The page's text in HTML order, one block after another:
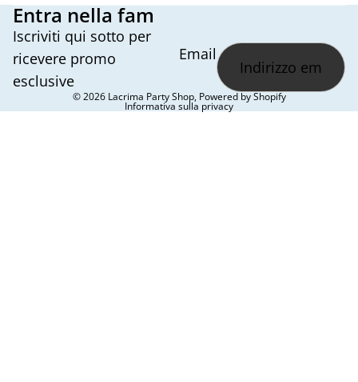
Entra nella fam
Iscriviti qui sotto per
ricevere promo
esclusive
Email
© 2026 Lacrima Party Shop, Powered by Shopify
Informativa sulla privacy